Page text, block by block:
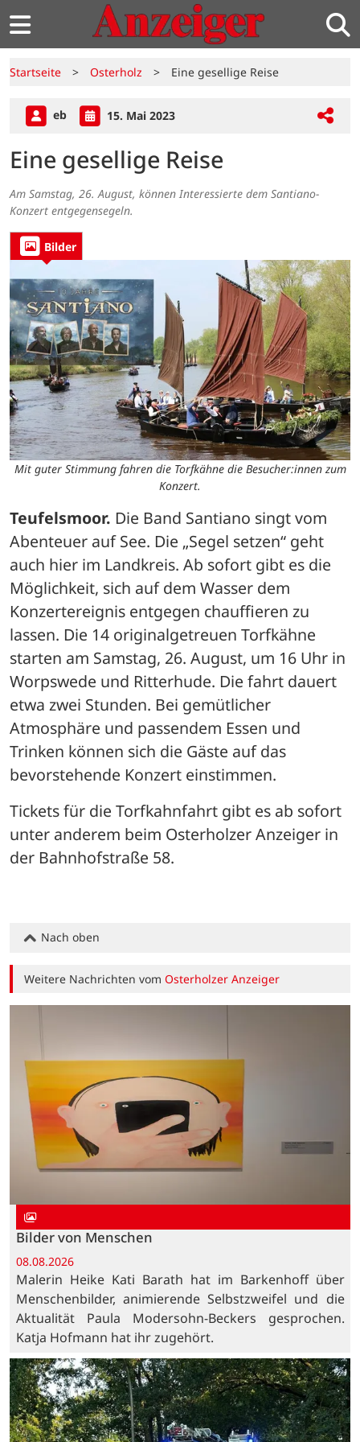
Startseite > Osterholz > Eine gesellige Reise
eb 15. Mai 2023
Eine gesellige Reise
Am Samstag, 26. August, können Interessierte dem Santiano-
Konzert entgegensegeln.
Bilder
Mit guter Stimmung fahren die Torfkähne die Besucher:innen zum
Konzert.
Teufelsmoor. Die Band Santiano singt vom
Abenteuer auf See. Die „Segel setzen“ geht
auch hier im Landkreis. Ab sofort gibt es die
Möglichkeit, sich auf dem Wasser dem
Konzertereignis entgegen chauffieren zu
lassen. Die 14 originalgetreuen Torfkähne
starten am Samstag, 26. August, um 16 Uhr in
Worpswede und Ritterhude. Die fahrt dauert
etwa zwei Stunden. Bei gemütlicher
Atmosphäre und passendem Essen und
Trinken können sich die Gäste auf das
bevorstehende Konzert einstimmen.
Tickets für die Torfkahnfahrt gibt es ab sofort
unter anderem beim Osterholzer Anzeiger in
der Bahnhofstraße 58.
Nach oben
Weitere Nachrichten vomOsterholzer Anzeiger
Bilder von Menschen
08.08.2026
Malerin Heike Kati Barath hat im Barkenhoff über
Menschenbilder, animierende Selbstzweifel und die
Aktualität Paula Modersohn-Beckers gesprochen.
Katja Hofmann hat ihr zugehört.